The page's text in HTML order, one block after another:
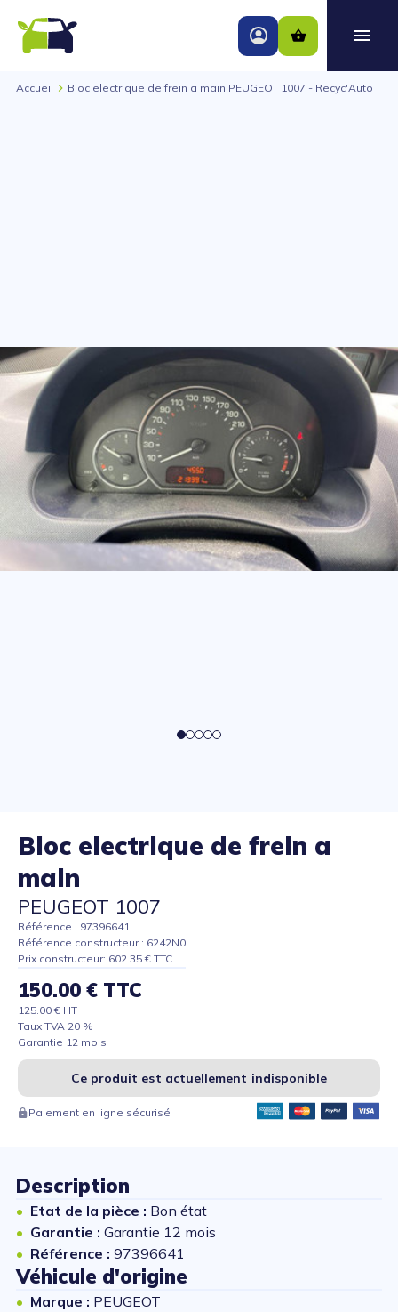
Accueil Bloc electrique de frein a main PEUGEOT 1007 - Recyc'Auto
Bloc electrique de frein a
main
PEUGEOT 1007
Référence : 97396641
Référence constructeur : 6242N0
Prix constructeur: 602.35 € TTC
150.00 € TTC
125.00 € HT
Taux TVA 20 %
Garantie 12 mois
Ce produit est actuellement indisponible
Paiement en ligne sécurisé
Description
Etat de la pièce : Bon état
Garantie : Garantie 12 mois
Référence : 97396641
Véhicule d'origine
Marque : PEUGEOT